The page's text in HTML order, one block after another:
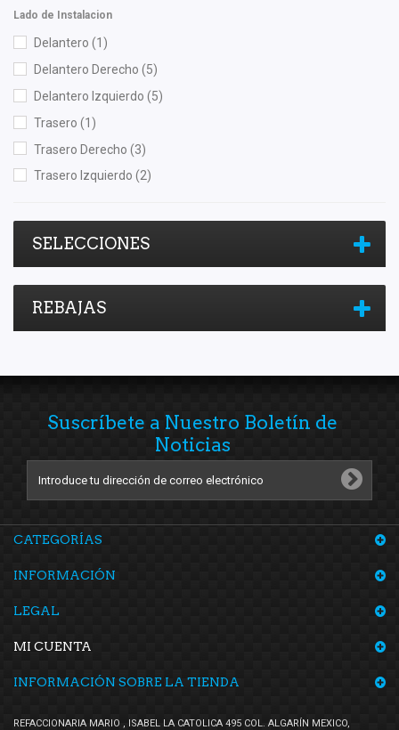
Lado de Instalacion
Delantero (1)
Delantero Derecho (5)
Delantero Izquierdo (5)
Trasero (1)
Trasero Derecho (3)
Trasero Izquierdo (2)
SELECCIONES
REBAJAS
Suscríbete a Nuestro Boletín de
Noticias
CATEGORÍAS
INFORMACIÓN
LEGAL
MI CUENTA
INFORMACIÓN SOBRE LA TIENDA
REFACCIONARIA MARIO , ISABEL LA CATOLICA 495 COL. ALGARÍN MEXICO,